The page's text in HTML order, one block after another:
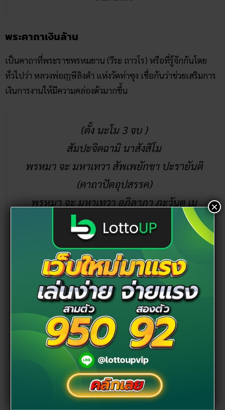
พระคาถาเงินล้าน
เป็นคาถาที่พระราชพรหมยาน (วีระ ถาวโร) หรือที่รู้จักกันโดย
ทั่วไปว่า หลวงพ่อฤๅษีลิงดำ แห่งวัดท่าซุง เชื่อกันว่าช่วยเสริมการ
เงินการงานให้มีความคล่องตัวมากขึ้น
(ตั้ง นะโม 3 จบ )
สัมปะจิตฉามิ นาสังสิโม
พรหมา จะ มหาเทวา สัพเพยักขา ปะรายันติ
(คาถาปัดอุปสรรค)
พรหมา จะ มหาเทวา อภิลาภา ภะวันตุ เม
(คาถาเงินแสน )
มหาปุญโญ มหาลาโภ ภะวันตุเม (คาถาลาภไม่
ขาดสาย)
มิเตภาหุหะติ (คาถาเงินล้าน)
พุทธะมะอะอุ นะโมพุทธายะ วิระทะโย วิระโค
นายัง วิระหิงสา
วิระทาสี วิระทาสา วิระอิทถิโย พุทธัสสะ มานีมา
มะ พุทธัสสะ สวาโหม (คาถาพระปัจเจกพุทธ
เจ้า)
สัมปะติจฉามิ (คาถาเร่งลาภให้ได้เร็วขึ้น)
เพ็ง ๆ พา ๆ หา ๆ ฤา ๆ
×